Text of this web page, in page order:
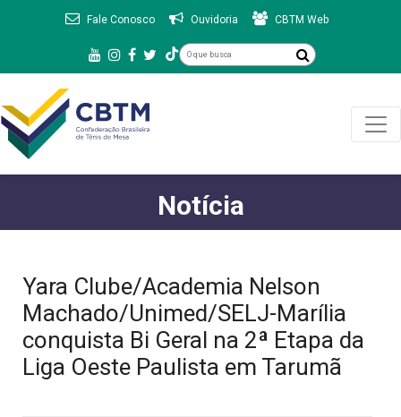
Fale Conosco Ouvidoria CBTM Web
Notícia
Yara Clube/Academia Nelson
Machado/Unimed/SELJ-Marília
conquista Bi Geral na 2ª Etapa da
Liga Oeste Paulista em Tarumã